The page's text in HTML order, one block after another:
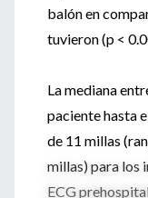
balón en
tuvieron (p <
La mediana
paciente hasta
de 11 millas
millas) para los
ECG